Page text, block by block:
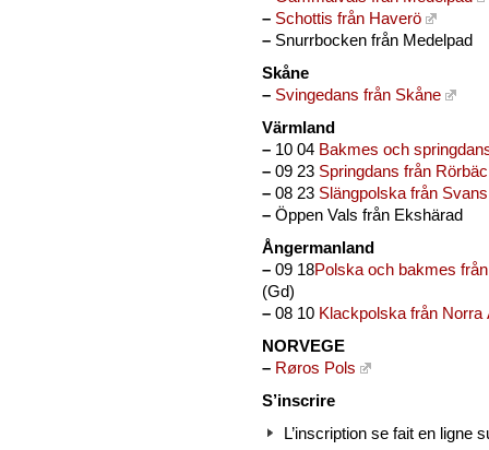
– Schottis från Haverö
– Snurrbocken från Medelpad
Skåne
– Svingedans från Skåne
Värmland
– 10 04 Bakmes och
– 09 23 Springdans från
– 08 23 Slängpolska från
– Öppen Vals från Ekshärad
Ångermanland
– 09 18Polska och bakmes
(Gd)
– 08 10 Klackpolska från Norra
NORVEGE
– Røros Pols
S’inscrire
L’inscription se fait en ligne